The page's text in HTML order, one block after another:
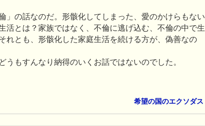
」の話なのだ。形骸化してしまった、愛のかけらもない
活とは？家族ではなく、不倫に逃げ込む、不倫の中で生
れとも、形骸化した家庭生活を続ける方が、偽善なの
うもすんなり納得のいくお話ではないのでした。
希望の国のエクソダス